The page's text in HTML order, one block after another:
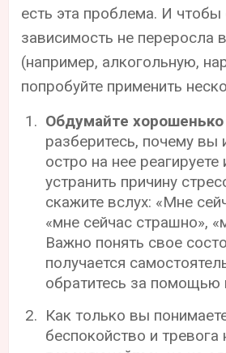
есть эта проблема. И чтобы
зависимость не переросла
(например, алкогольную,
попробуйте применить
Обдумайте
разберитесь, почему вы
остро на нее реагируете
устранить причину
скажите вслух: «Мне
«мне сейчас страшно»,
Важно понять свое
получается
обратитесь за помощью
Как только вы
беспокойство и тревога